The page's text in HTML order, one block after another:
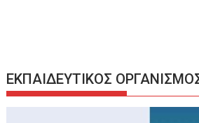
ΕΚΠΑΙΔΕΥΤΙΚΟΣ